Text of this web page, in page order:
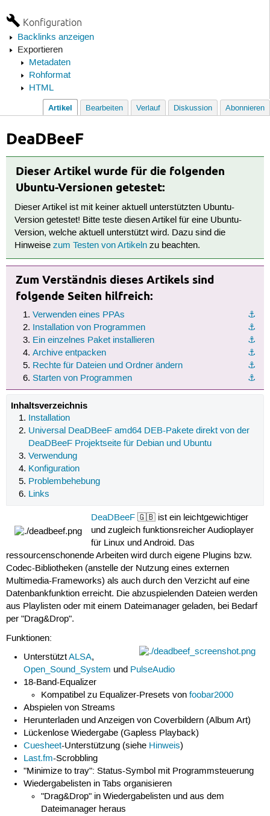
Konfiguration
Backlinks anzeigen
Exportieren
Metadaten
Rohformat
HTML
Artikel Bearbeiten Verlauf Diskussion Abonnieren
DeaDBeeF
Dieser Artikel wurde für die folgenden
Ubuntu-Versionen getestet:
Dieser Artikel ist mit keiner aktuell unterstützten Ubuntu-
Version getestet! Bitte teste diesen Artikel für eine Ubuntu-
Version, welche aktuell unterstützt wird. Dazu sind die
Hinweisezum Testen von Artikeln zu beachten.
Zum Verständnis dieses Artikels sind
folgende Seiten hilfreich:
⚓︎
Verwenden eines PPAs
⚓︎
Installation von Programmen
⚓︎
Ein einzelnes Paket installieren
⚓︎
Archive entpacken
⚓︎
Rechte für Dateien und Ordner ändern
⚓︎
Starten von Programmen
Inhaltsverzeichnis
Installation
Universal DeaDBeeF amd64 DEB-Pakete direkt von der
DeaDBeeF Projektseite für Debian und Ubuntu
Verwendung
Konfiguration
Problembehebung
Links
DeaDBeeF 🇬🇧 ist ein leichtgewichtiger
und zugleich funktionsreicher Audioplayer
für Linux und Android. Das
ressourcenschonende Arbeiten wird durch eigene Plugins bzw.
Codec-Bibliotheken (anstelle der Nutzung eines externen
Multimedia-Frameworks) als auch durch den Verzicht auf eine
Datenbankfunktion erreicht. Die abzuspielenden Dateien werden
aus Playlisten oder mit einem Dateimanager geladen, bei Bedarf
per "Drag&Drop".
Funktionen:
UnterstütztALSA,
Open_Sound_System und PulseAudio
18-Band-Equalizer
Kompatibel zu Equalizer-Presets vonfoobar2000
Abspielen von Streams
Herunterladen und Anzeigen von Coverbildern (Album Art)
Lückenlose Wiedergabe (Gapless Playback)
Cuesheet-Unterstützung (siehe Hinweis)
Last.fm-Scrobbling
"Minimize to tray": Status-Symbol mit Programmsteuerung
Wiedergabelisten in Tabs organisieren
"Drag&Drop" in Wiedergabelisten und aus dem
Dateimanager heraus